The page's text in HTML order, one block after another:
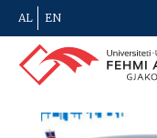
AL EN